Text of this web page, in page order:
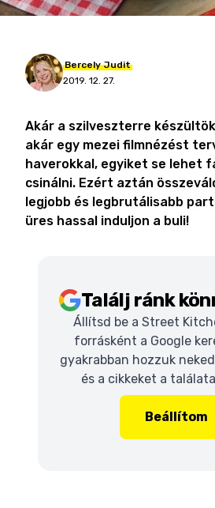
Bercely Judit
2019. 12. 27.
Akár a szilveszterre
akár egy mezei filmnézést
haverokkal, egyiket se lehet
csinálni. Ezért aztán
legjobb és legbrutálisabb
üres hassal induljon a buli!
Találj ránk
Állítsd be a Street
forrásként a Google
gyakrabban hozzuk
és a cikkeket a
Beállítom